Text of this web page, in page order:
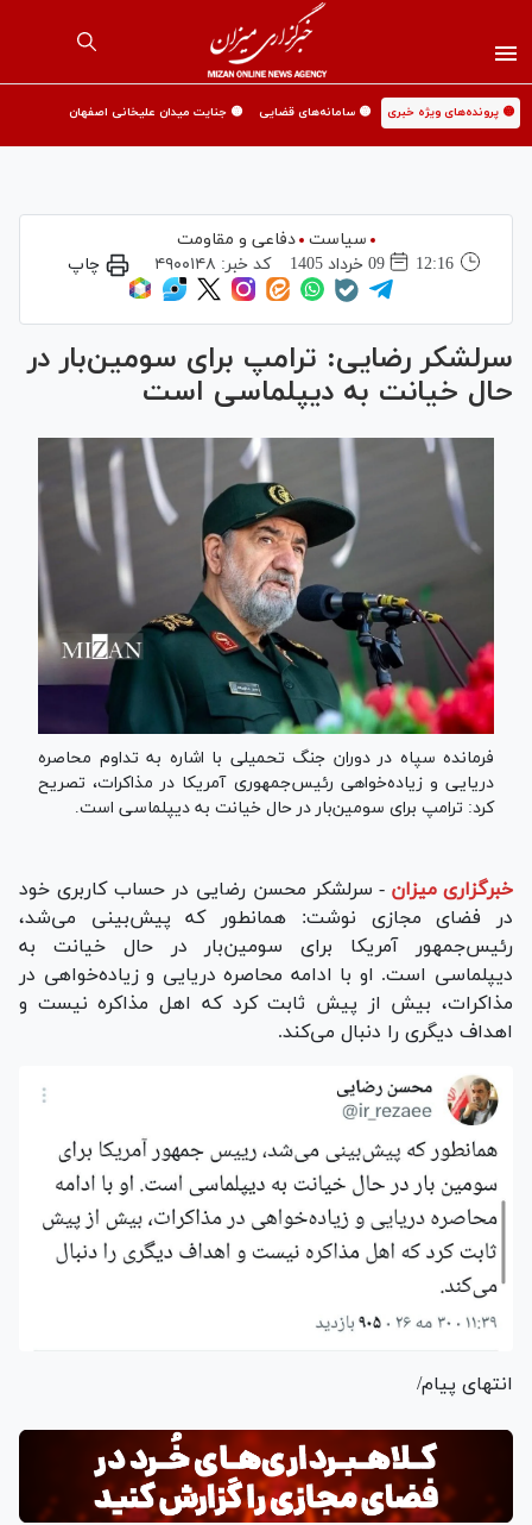
🟡 پرونده‌های ویژه خبری 🟡 سامانه‌های قضایی 🟡 جنایت میدان علیخانی اصفهان
سیاست
دفاعی و مقاومت
12:16
09 خرداد 1405 کد خبر: ۴۹۰۰۱۴۸ چاپ
سرلشکر رضایی: ترامپ برای سومین‌بار در
حال خیانت به دیپلماسی است
فرمانده سپاه در دوران جنگ تحمیلی با اشاره به تداوم محاصره
دریایی و زیاده‌خواهی رئیس‌جمهوری آمریکا در مذاکرات، تصریح
کرد: ترامپ برای سومین‌بار در حال خیانت به دیپلماسی است.
خبرگزاری میزان - سرلشکر محسن رضایی در حساب کاربری خود
در فضای مجازی نوشت: همانطور که پیش‌بینی می‌شد،
رئیس‌جمهور آمریکا برای سومین‌بار در حال خیانت به
دیپلماسی است. او با ادامه محاصره دریایی و زیاده‌خواهی در
مذاکرات، بیش از پیش ثابت کرد که اهل مذاکره نیست و
اهداف دیگری را دنبال می‌کند.
انتهای پیام/